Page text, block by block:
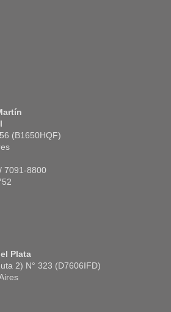
(B1650HQF)
7091-8800
Plata
2) N° 323 (D7606IFD)